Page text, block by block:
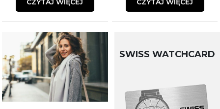
CZYTAJ WIĘCEJ CZYTAJ WIĘCEJ
SWISS WATCHCARD